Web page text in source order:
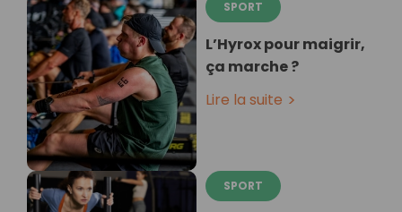
SPORT
L’Hyrox pour maigrir,
ça marche ?
Lire la suite
SPORT